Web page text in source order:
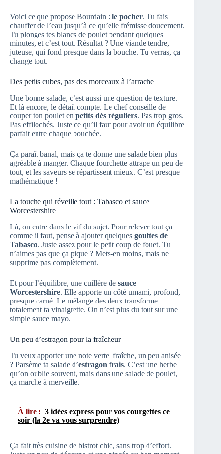
Voici ce que propose Bourdain : le pocher. Tu fais
chauffer de l’eau jusqu’à ce qu’elle frémisse doucement.
Tu plonges tes blancs de poulet pendant quelques
minutes, et c’est tout. Résultat ? Une viande tendre,
juteuse, qui fond presque dans la bouche. Tu verras, ça
change tout.
Des petits cubes, pas des morceaux à l’arrache
Une bonne salade, c’est aussi une question de texture.
Et là encore, le détail compte. Le chef conseille de
couper ton poulet en petits dés réguliers. Pas trop gros.
Pas effilochés. Juste ce qu’il faut pour avoir un équilibre
parfait entre chaque bouchée.
Ça paraît banal, mais ça te donne une salade bien plus
agréable à manger. Chaque fourchette attrape un peu de
tout, et les saveurs se répartissent mieux. C’est presque
mathématique !
La touche qui réveille tout : Tabasco et sauce
Worcestershire
Là, on entre dans le vif du sujet. Pour relever tout ça
comme il faut, pense à ajouter quelques gouttes de
Tabasco. Juste assez pour le petit coup de fouet. Tu
n’aimes pas que ça pique ? Mets-en moins, mais ne
supprime pas complètement.
Et pour l’équilibre, une cuillère de sauce
Worcestershire. Elle apporte un côté umami, profond,
presque carné. Le mélange des deux transforme
totalement ta vinaigrette. On n’est plus du tout sur une
simple sauce mayo.
Un peu d’estragon pour la fraîcheur
Tu veux apporter une note verte, fraîche, un peu anisée
? Parsème ta salade d’estragon frais. C’est une herbe
qu’on oublie souvent, mais dans une salade de poulet,
ça marche à merveille.
À lire : 3 idées express pour vos courgettes ce
soir (la 2e va vous surprendre)
Ça fait très cuisine de bistrot chic, sans trop d’effort.